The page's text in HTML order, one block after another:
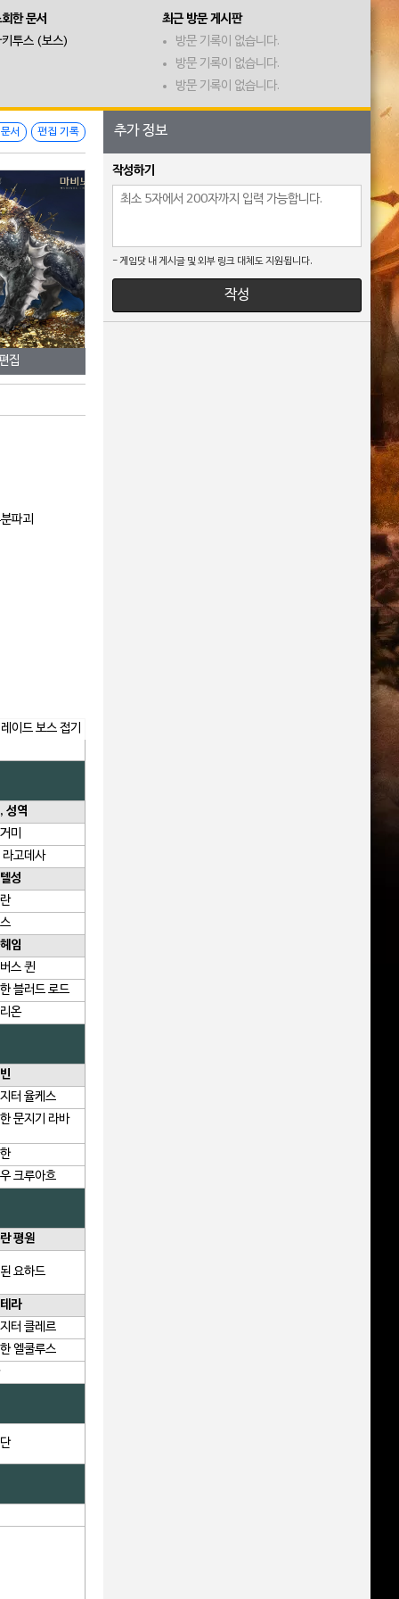
한 문서
투스 (보스)
최근 방문 게시판
방문 기록이 없습니다.
방문 기록이 없습니다.
방문 기록이 없습니다.
서 편집 기록
집
파괴
이드 보스 접기
성역
미
라고데사
성
임
스 퀸
블러드 로드
온
터 율케스
문지기 라바
크루아흐
평원
요하드
라
터 클레르
엘쿨루스
추가 정보
작성하기
- 게임닷 내 게시글 및 외부 링크 대체도 지원됩니다.
작성